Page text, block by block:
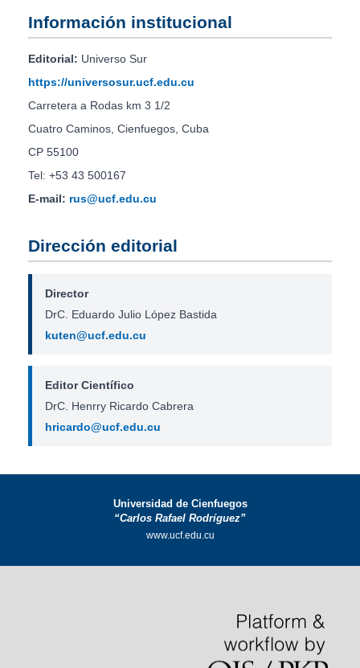
Información institucional
Editorial: Universo Sur
https://universosur.ucf.edu.cu
Carretera a Rodas km 3 1/2
Cuatro Caminos, Cienfuegos, Cuba
CP 55100
Tel: +53 43 500167
E-mail: rus@ucf.edu.cu
Dirección editorial
Director
DrC. Eduardo Julio López Bastida
kuten@ucf.edu.cu
Editor Científico
DrC. Henrry Ricardo Cabrera
hricardo@ucf.edu.cu
Universidad de Cienfuegos
“Carlos Rafael Rodríguez”
www.ucf.edu.cu